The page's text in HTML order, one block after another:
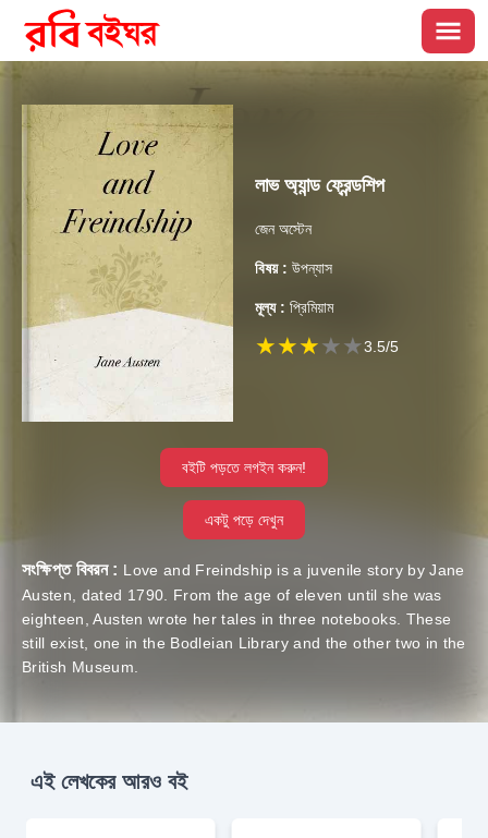
লাভ অ্যান্ড ফ্রেন্ডশিপ
জেন অস্টেন
বিষয় : উপন্যাস
মূল্য : প্রিমিয়াম
★★★★★3.5/5
বইটি পড়তে লগইন করুন!
একটু পড়ে দেখুন
সংক্ষিপ্ত বিবরন : Love and Freindship is a juvenile story by Jane
Austen, dated 1790. From the age of eleven until she was
eighteen, Austen wrote her tales in three notebooks. These
still exist, one in the Bodleian Library and the other two in the
British Museum.
এই লেখকের আরও বই